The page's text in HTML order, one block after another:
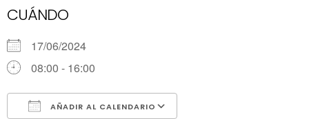
CUÁNDO
17/06/2024
08:00 - 16:00
AÑADIR AL CALENDARIO